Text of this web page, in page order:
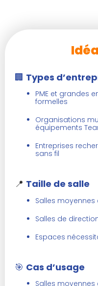
🏢 Types
PME et grandes
formelles
Organisations
équipements
Entreprises
sans fil
📍 Taille de salle
Salles
Salles de
Espaces
🎯 Cas d’usage
Salles